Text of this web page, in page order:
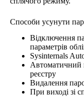
Способи усунути
Відключення
параметрів
Sysinternals
Автоматичний
реєстру
Видалення
При виході зі